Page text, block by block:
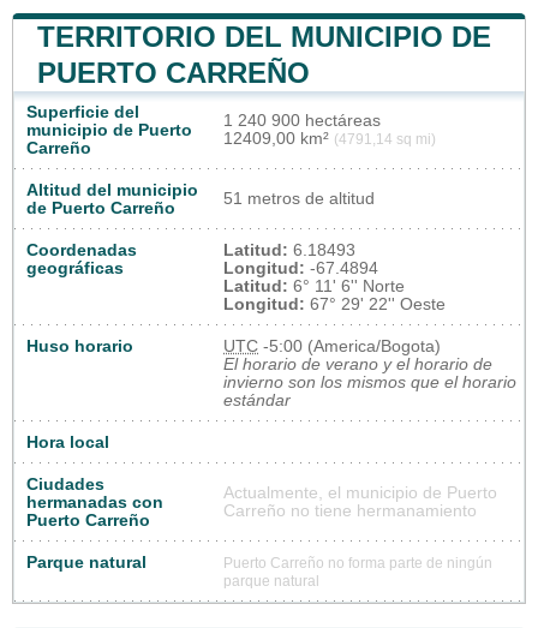
TERRITORIO DEL MUNICIPIO DE
PUERTO CARREÑO
Superficie del
municipio de Puerto
Carreño
1 240 900 hectáreas
12409,00 km² (4791,14 sq mi)
Altitud del municipio
de Puerto Carreño
51 metros de altitud
Coordenadas
geográficas
Latitud: 6.18493
Longitud: -67.4894
Latitud: 6° 11' 6'' Norte
Longitud: 67° 29' 22'' Oeste
Huso horario UTC -5:00 (America/Bogota)
El horario de verano y el horario de
invierno son los mismos que el horario
estándar
Hora local
Ciudades
hermanadas con
Puerto Carreño
Actualmente, el municipio de Puerto
Carreño no tiene hermanamiento
Parque natural
Puerto Carreño no forma parte de ningún
parque natural